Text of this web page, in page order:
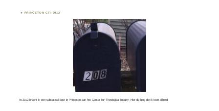
PRINCETON CTI 2012
In 2012 bracht ik een sabbatical door in Princeton aan het Center for Theological Inquiry.Hier de blog die ik toen bijhield.